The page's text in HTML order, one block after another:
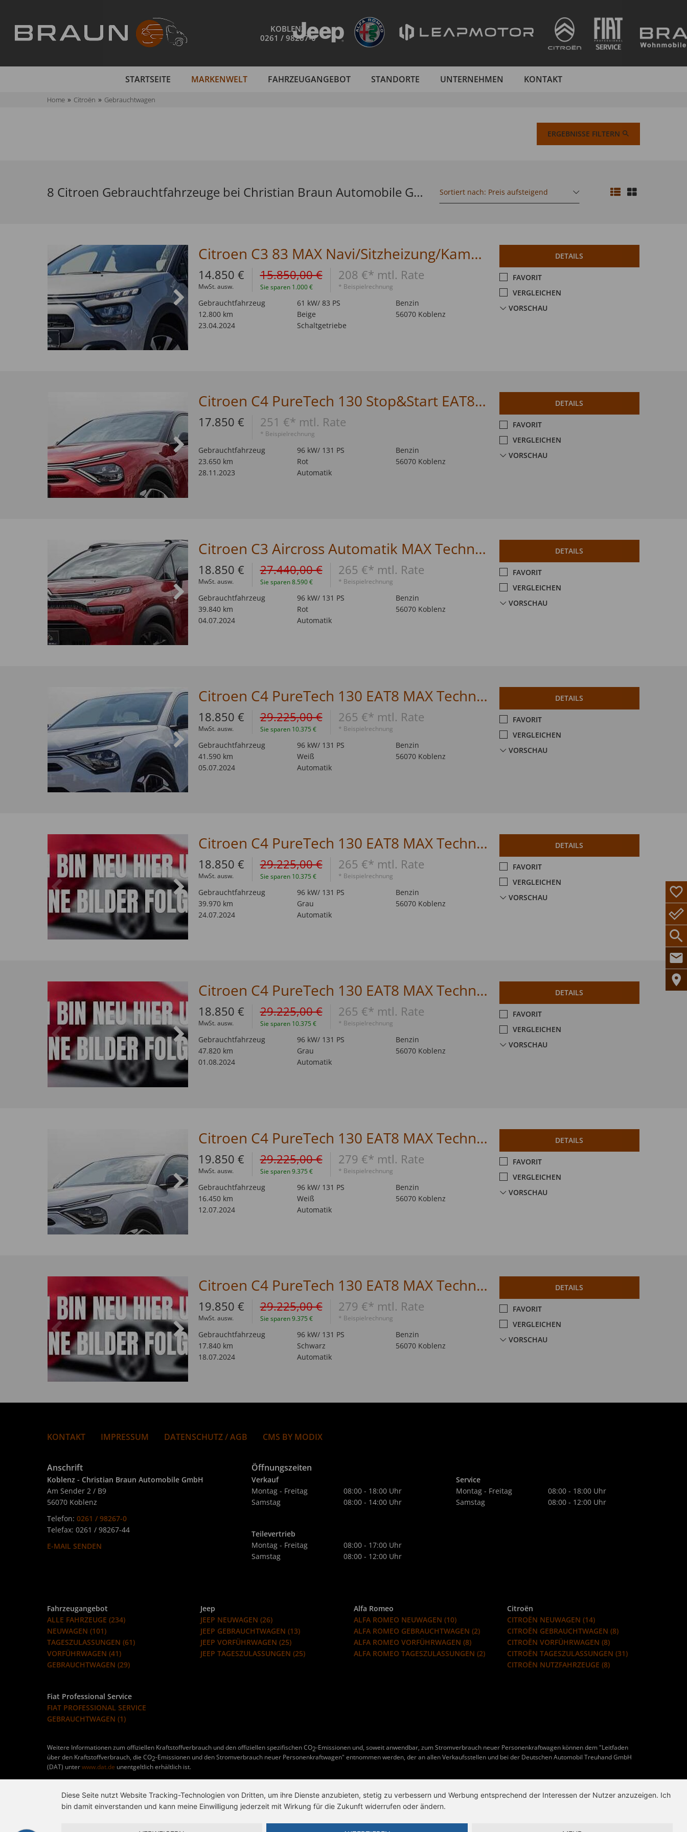
KOBLENZ
0261 / 98267-0
STARTSEITE MARKENWELT FAHRZEUGANGEBOT STANDORTE UNTERNEHMEN KONTAKT
Home Citroën Gebrauchtwagen
ERGEBNISSE FILTERN
8 Citroen Gebrauchtfahrzeuge bei Christian Braun Automobile GmbH Sortiert nach: Preis aufsteigend
Citroen C3 83 MAX Navi/Sitzheizung/Kamera
14.850 €
MwSt. ausw.
15.850,00 €
Sie sparen 1.000 €
208 €* mtl. Rate
* Beispielrechnung
Gebrauchtfahrzeug
12.800 km
23.04.2024
61 kW/ 83 PS
Beige
Schaltgetriebe
Benzin
56070 Koblenz
DETAILS
FAVORIT
VERGLEICHEN
VORSCHAU
Citroen C4 PureTech 130 Stop&Start EAT8 MAX
17.850 € 251 €* mtl. Rate
* Beispielrechnung
Gebrauchtfahrzeug
23.650 km
28.11.2023
96 kW/ 131 PS
Rot
Automatik
Benzin
56070 Koblenz
DETAILS
FAVORIT
VERGLEICHEN
VORSCHAU
Citroen C3 Aircross Automatik MAX Technik Paket
18.850 €
MwSt. ausw.
27.440,00 €
Sie sparen 8.590 €
265 €* mtl. Rate
* Beispielrechnung
Gebrauchtfahrzeug
39.840 km
04.07.2024
96 kW/ 131 PS
Rot
Automatik
Benzin
56070 Koblenz
DETAILS
FAVORIT
VERGLEICHEN
VORSCHAU
Citroen C4 PureTech 130 EAT8 MAX Techno-Paket
18.850 €
MwSt. ausw.
29.225,00 €
Sie sparen 10.375 €
265 €* mtl. Rate
* Beispielrechnung
Gebrauchtfahrzeug
41.590 km
05.07.2024
96 kW/ 131 PS
Weiß
Automatik
Benzin
56070 Koblenz
DETAILS
FAVORIT
VERGLEICHEN
VORSCHAU
Citroen C4 PureTech 130 EAT8 MAX Techno-Paket
18.850 €
MwSt. ausw.
29.225,00 €
Sie sparen 10.375 €
265 €* mtl. Rate
* Beispielrechnung
Gebrauchtfahrzeug
39.970 km
24.07.2024
96 kW/ 131 PS
Grau
Automatik
Benzin
56070 Koblenz
DETAILS
FAVORIT
VERGLEICHEN
VORSCHAU
Citroen C4 PureTech 130 EAT8 MAX Techno-Paket
18.850 €
MwSt. ausw.
29.225,00 €
Sie sparen 10.375 €
265 €* mtl. Rate
* Beispielrechnung
Gebrauchtfahrzeug
47.820 km
01.08.2024
96 kW/ 131 PS
Grau
Automatik
Benzin
56070 Koblenz
DETAILS
FAVORIT
VERGLEICHEN
VORSCHAU
Citroen C4 PureTech 130 EAT8 MAX Techno-Paket
19.850 €
MwSt. ausw.
29.225,00 €
Sie sparen 9.375 €
279 €* mtl. Rate
* Beispielrechnung
Gebrauchtfahrzeug
16.450 km
12.07.2024
96 kW/ 131 PS
Weiß
Automatik
Benzin
56070 Koblenz
DETAILS
FAVORIT
VERGLEICHEN
VORSCHAU
Citroen C4 PureTech 130 EAT8 MAX Techno-Paket
19.850 €
MwSt. ausw.
29.225,00 €
Sie sparen 9.375 €
279 €* mtl. Rate
* Beispielrechnung
Gebrauchtfahrzeug
17.840 km
18.07.2024
96 kW/ 131 PS
Schwarz
Automatik
Benzin
56070 Koblenz
DETAILS
FAVORIT
VERGLEICHEN
VORSCHAU
KONTAKT IMPRESSUM DATENSCHUTZ / AGB CMS BY MODIX
Anschrift
Koblenz - Christian Braun Automobile GmbH
Am Sender 2 / B9
56070 Koblenz
Telefon: 0261 / 98267-0
Telefax: 0261 / 98267-44
E-MAIL SENDEN
Öffnungszeiten
Verkauf
Montag - Freitag
08:00 - 18:00 Uhr
Samstag
08:00 - 14:00 Uhr
Service
Montag - Freitag
08:00 - 18:00 Uhr
Samstag
08:00 - 12:00 Uhr
Teilevertrieb
Montag - Freitag
08:00 - 17:00 Uhr
Samstag
08:00 - 12:00 Uhr
Fahrzeugangebot
ALLE FAHRZEUGE (234)
NEUWAGEN (101)
TAGESZULASSUNGEN (61)
VORFÜHRWAGEN (41)
GEBRAUCHTWAGEN (29)
Jeep
JEEP NEUWAGEN (26)
JEEP GEBRAUCHTWAGEN (13)
JEEP VORFÜHRWAGEN (25)
JEEP TAGESZULASSUNGEN (25)
Alfa Romeo
ALFA ROMEO NEUWAGEN (10)
ALFA ROMEO GEBRAUCHTWAGEN (2)
ALFA ROMEO VORFÜHRWAGEN (8)
ALFA ROMEO TAGESZULASSUNGEN (2)
Citroën
CITROËN NEUWAGEN (14)
CITROËN GEBRAUCHTWAGEN (8)
CITROËN VORFÜHRWAGEN (8)
CITROËN TAGESZULASSUNGEN (31)
CITROËN NUTZFAHRZEUGE (8)
Fiat Professional Service
FIAT PROFESSIONAL SERVICE
GEBRAUCHTWAGEN (1)
Weitere Informationen zum offiziellen Kraftstoffverbrauch und den offiziellen spezifischen CO2-Emissionen und, soweit anwendbar, zum Stromverbrauch neuer Personenkraftwagen können dem "Leitfaden
über den Kraftstoffverbrauch, die CO2-Emissionen und den Stromverbrauch neuer Personenkraftwagen" entnommen werden, der an allen Verkaufsstellen und bei der Deutschen Automobil Treuhand GmbH
(DAT) unterwww.dat.de unentgeltlich erhältlich ist.
Diese Seite nutzt Website Tracking-Technologien von Dritten, um ihre Dienste anzubieten, stetig zu verbessern und Werbung entsprechend der Interessen der Nutzer anzuzeigen. Ich
bin damit einverstanden und kann meine Einwilligung jederzeit mit Wirkung für die Zukunft widerrufen oder ändern.